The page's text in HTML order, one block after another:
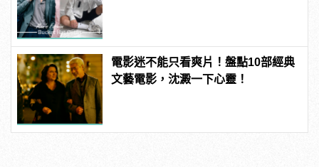
電影迷不能只看爽片！盤點10部經典
文藝電影，沈澱一下心靈！